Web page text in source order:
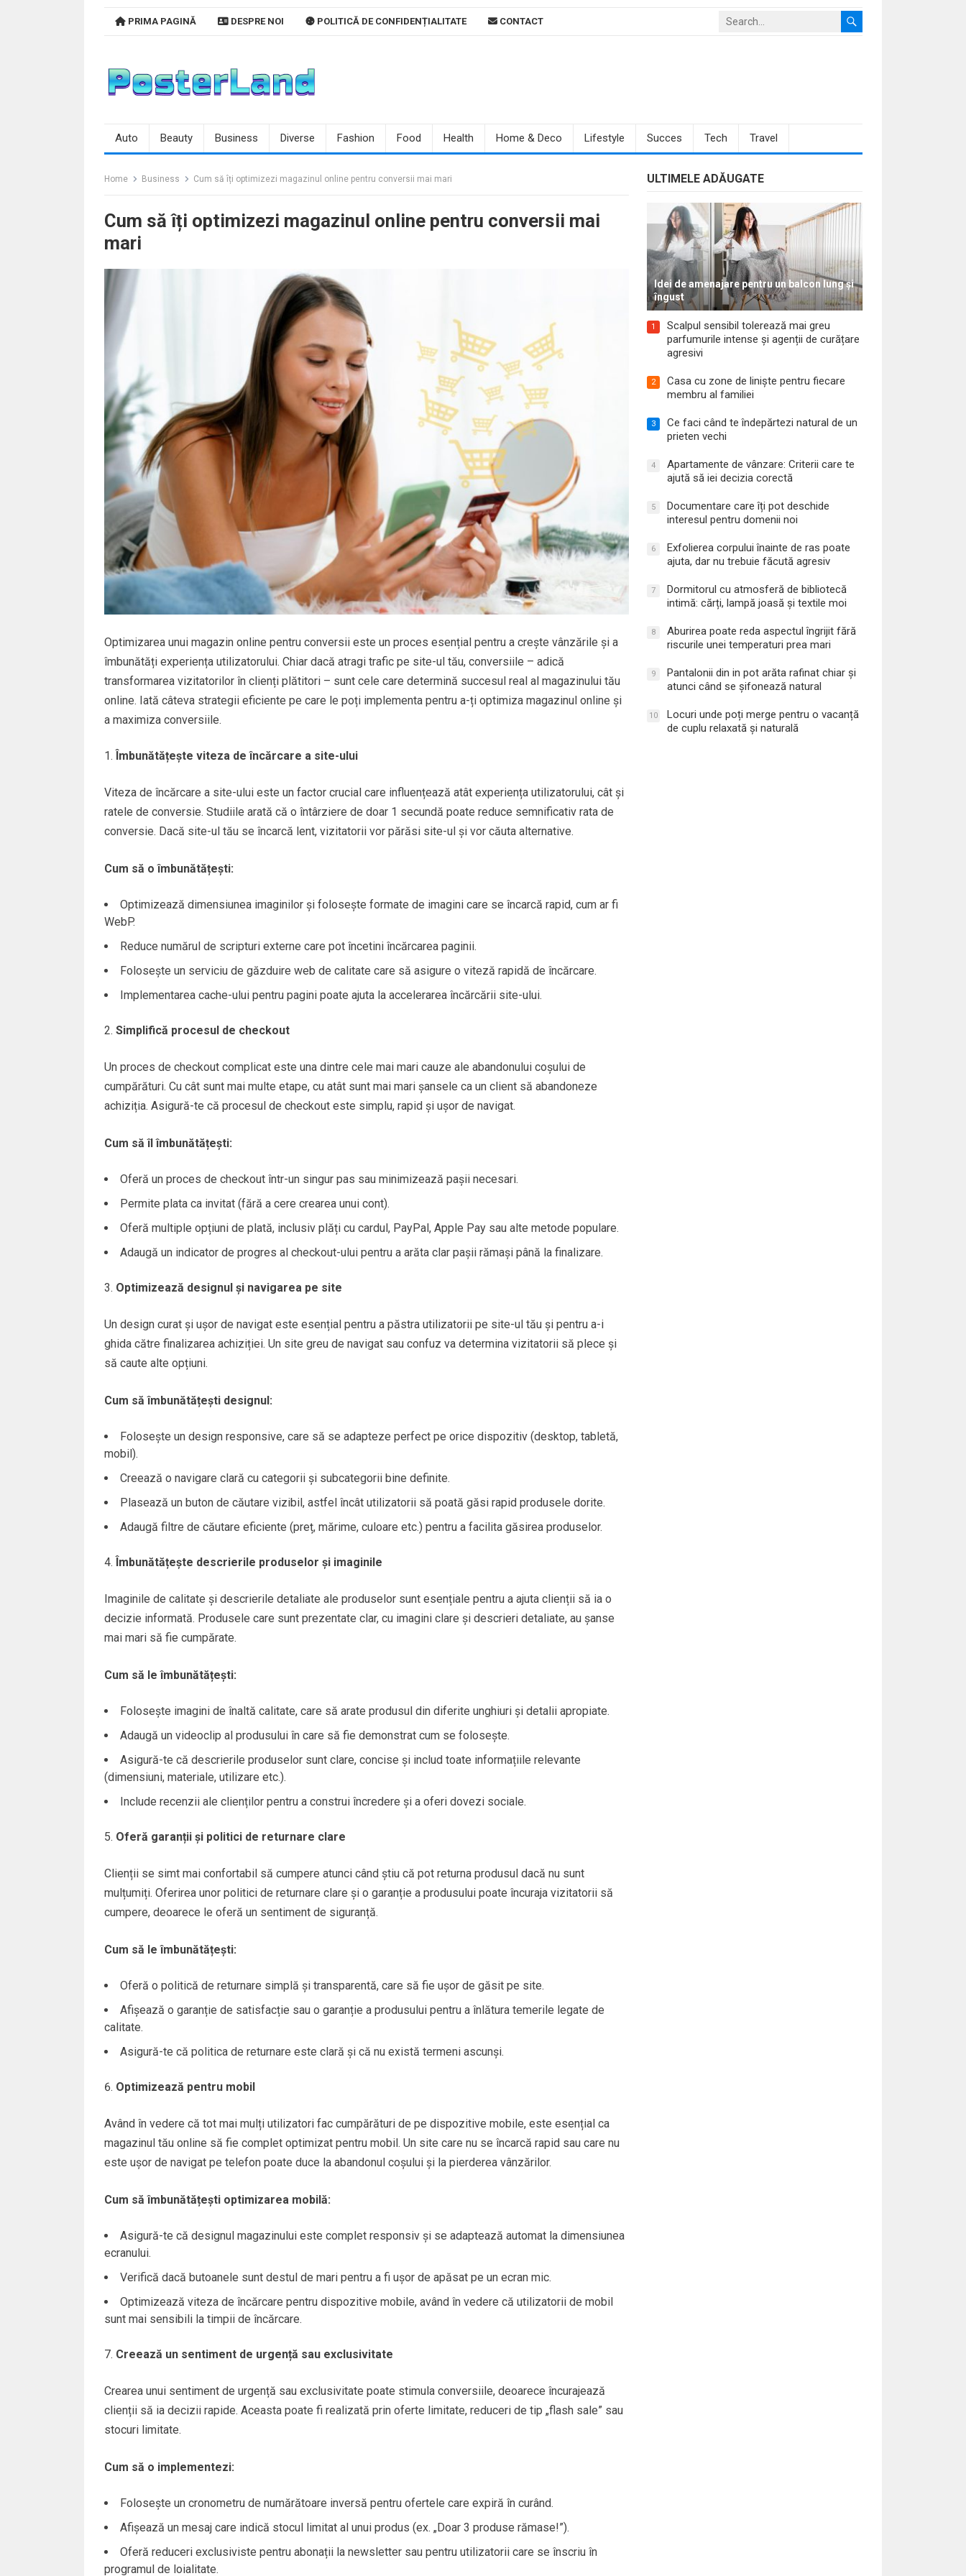
PRIMA PAGINĂ DESPRE NOI POLITICĂ DE CONFIDENȚIALITATE CONTACT
Auto Beauty Business Diverse Fashion Food Health Home & Deco Lifestyle Succes Tech Travel
Home Business Cum să îți optimizezi magazinul online pentru conversii mai mari
Cum să îți optimizezi magazinul online pentru conversii mai
mari
Optimizarea unui magazin online pentru conversii este un proces esențial pentru a crește vânzările și a
îmbunătăți experiența utilizatorului. Chiar dacă atragi trafic pe site-ul tău, conversiile – adică
transformarea vizitatorilor în clienți plătitori – sunt cele care determină succesul real al magazinului tău
online. Iată câteva strategii eficiente pe care le poți implementa pentru a-ți optimiza magazinul online și
a maximiza conversiile.
Îmbunătățește viteza de încărcare a site-ului
Viteza de încărcare a site-ului este un factor crucial care influențează atât experiența utilizatorului, cât și
ratele de conversie. Studiile arată că o întârziere de doar 1 secundă poate reduce semnificativ rata de
conversie. Dacă site-ul tău se încarcă lent, vizitatorii vor părăsi site-ul și vor căuta alternative.
Cum să o îmbunătățești:
Optimizează dimensiunea imaginilor și folosește formate de imagini care se încarcă rapid, cum ar fi
WebP.
Reduce numărul de scripturi externe care pot încetini încărcarea paginii.
Folosește un serviciu de găzduire web de calitate care să asigure o viteză rapidă de încărcare.
Implementarea cache-ului pentru pagini poate ajuta la accelerarea încărcării site-ului.
Simplifică procesul de checkout
Un proces de checkout complicat este una dintre cele mai mari cauze ale abandonului coșului de
cumpărături. Cu cât sunt mai multe etape, cu atât sunt mai mari șansele ca un client să abandoneze
achiziția. Asigură-te că procesul de checkout este simplu, rapid și ușor de navigat.
Cum să îl îmbunătățești:
Oferă un proces de checkout într-un singur pas sau minimizează pașii necesari.
Permite plata ca invitat (fără a cere crearea unui cont).
Oferă multiple opțiuni de plată, inclusiv plăți cu cardul, PayPal, Apple Pay sau alte metode populare.
Adaugă un indicator de progres al checkout-ului pentru a arăta clar pașii rămași până la finalizare.
Optimizează designul și navigarea pe site
Un design curat și ușor de navigat este esențial pentru a păstra utilizatorii pe site-ul tău și pentru a-i
ghida către finalizarea achiziției. Un site greu de navigat sau confuz va determina vizitatorii să plece și
să caute alte opțiuni.
Cum să îmbunătățești designul:
Folosește un design responsive, care să se adapteze perfect pe orice dispozitiv (desktop, tabletă,
mobil).
Creează o navigare clară cu categorii și subcategorii bine definite.
Plasează un buton de căutare vizibil, astfel încât utilizatorii să poată găsi rapid produsele dorite.
Adaugă filtre de căutare eficiente (preț, mărime, culoare etc.) pentru a facilita găsirea produselor.
Îmbunătățește descrierile produselor și imaginile
Imaginile de calitate și descrierile detaliate ale produselor sunt esențiale pentru a ajuta clienții să ia o
decizie informată. Produsele care sunt prezentate clar, cu imagini clare și descrieri detaliate, au șanse
mai mari să fie cumpărate.
Cum să le îmbunătățești:
Folosește imagini de înaltă calitate, care să arate produsul din diferite unghiuri și detalii apropiate.
Adaugă un videoclip al produsului în care să fie demonstrat cum se folosește.
Asigură-te că descrierile produselor sunt clare, concise și includ toate informațiile relevante
(dimensiuni, materiale, utilizare etc.).
Include recenzii ale clienților pentru a construi încredere și a oferi dovezi sociale.
Oferă garanții și politici de returnare clare
Clienții se simt mai confortabil să cumpere atunci când știu că pot returna produsul dacă nu sunt
mulțumiți. Oferirea unor politici de returnare clare și o garanție a produsului poate încuraja vizitatorii să
cumpere, deoarece le oferă un sentiment de siguranță.
Cum să le îmbunătățești:
Oferă o politică de returnare simplă și transparentă, care să fie ușor de găsit pe site.
Afișează o garanție de satisfacție sau o garanție a produsului pentru a înlătura temerile legate de
calitate.
Asigură-te că politica de returnare este clară și că nu există termeni ascunși.
Optimizează pentru mobil
Având în vedere că tot mai mulți utilizatori fac cumpărături de pe dispozitive mobile, este esențial ca
magazinul tău online să fie complet optimizat pentru mobil. Un site care nu se încarcă rapid sau care nu
este ușor de navigat pe telefon poate duce la abandonul coșului și la pierderea vânzărilor.
Cum să îmbunătățești optimizarea mobilă:
Asigură-te că designul magazinului este complet responsiv și se adaptează automat la dimensiunea
ecranului.
Verifică dacă butoanele sunt destul de mari pentru a fi ușor de apăsat pe un ecran mic.
Optimizează viteza de încărcare pentru dispozitive mobile, având în vedere că utilizatorii de mobil
sunt mai sensibili la timpii de încărcare.
Creează un sentiment de urgență sau exclusivitate
Crearea unui sentiment de urgență sau exclusivitate poate stimula conversiile, deoarece încurajează
clienții să ia decizii rapide. Aceasta poate fi realizată prin oferte limitate, reduceri de tip „flash sale” sau
stocuri limitate.
Cum să o implementezi:
Folosește un cronometru de numărătoare inversă pentru ofertele care expiră în curând.
Afișează un mesaj care indică stocul limitat al unui produs (ex. „Doar 3 produse rămase!”).
Oferă reduceri exclusiviste pentru abonații la newsletter sau pentru utilizatorii care se înscriu în
programul de loialitate.
ULTIMELE ADĂUGATE
Idei de amenajare pentru un balcon lung și
îngust
1
Scalpul sensibil tolerează mai greu
parfumurile intense și agenții de curățare
agresivi
2
Casa cu zone de liniște pentru fiecare
membru al familiei
3
Ce faci când te îndepărtezi natural de un
prieten vechi
4
Apartamente de vânzare: Criterii care te
ajută să iei decizia corectă
5
Documentare care îți pot deschide
interesul pentru domenii noi
6
Exfolierea corpului înainte de ras poate
ajuta, dar nu trebuie făcută agresiv
7
Dormitorul cu atmosferă de bibliotecă
intimă: cărți, lampă joasă și textile moi
8
Aburirea poate reda aspectul îngrijit fără
riscurile unei temperaturi prea mari
9
Pantalonii din in pot arăta rafinat chiar și
atunci când se șifonează natural
10
Locuri unde poți merge pentru o vacanță
de cuplu relaxată și naturală